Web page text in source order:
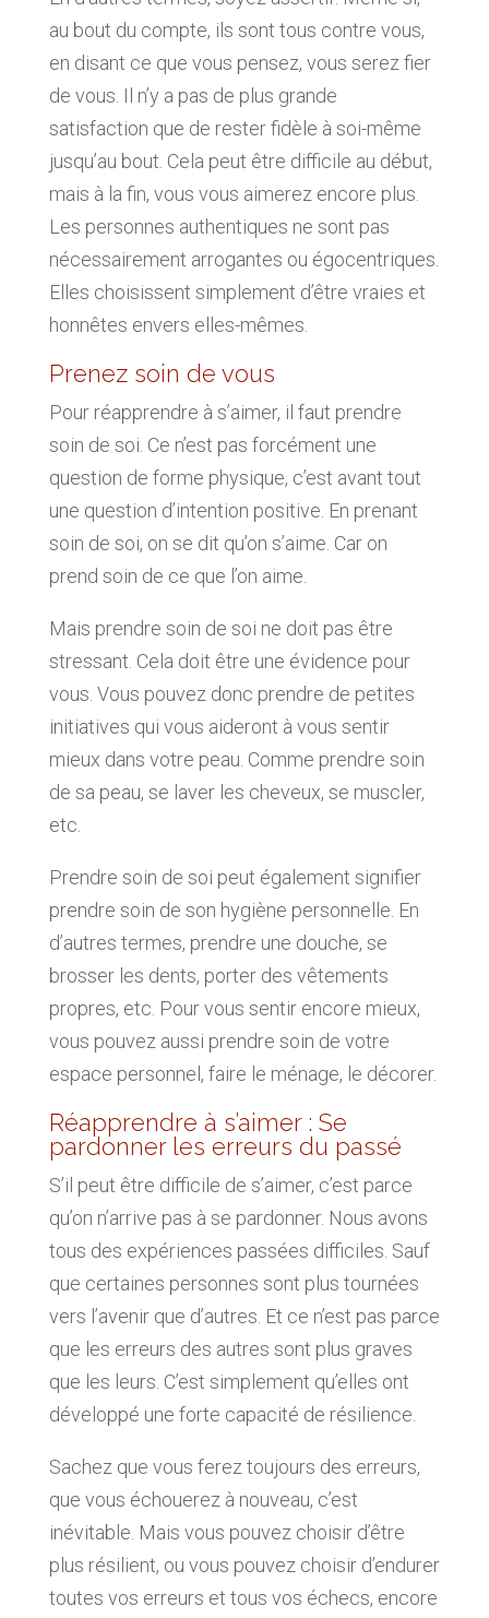
au bout du compte, ils sont tous contre vous,
en disant ce que vous pensez, vous serez fier
de vous. Il n’y a pas de plus grande
satisfaction que de rester fidèle à soi-même
jusqu’au bout. Cela peut être difficile au début,
mais à la fin, vous vous aimerez encore plus.
Les personnes authentiques ne sont pas
nécessairement arrogantes ou égocentriques.
Elles choisissent simplement d’être vraies et
honnêtes envers elles-mêmes.
Prenez soin de vous
Pour réapprendre à s’aimer, il faut prendre
soin de soi. Ce n’est pas forcément une
question de forme physique, c’est avant tout
une question d’intention positive. En prenant
soin de soi, on se dit qu’on s’aime. Car on
prend soin de ce que l’on aime.
Mais prendre soin de soi ne doit pas être
stressant. Cela doit être une évidence pour
vous. Vous pouvez donc prendre de petites
initiatives qui vous aideront à vous sentir
mieux dans votre peau. Comme prendre soin
de sa peau, se laver les cheveux, se muscler,
etc.
Prendre soin de soi peut également signifier
prendre soin de son hygiène personnelle. En
d’autres termes, prendre une douche, se
brosser les dents, porter des vêtements
propres, etc. Pour vous sentir encore mieux,
vous pouvez aussi prendre soin de votre
espace personnel, faire le ménage, le décorer.
Réapprendre à s’aimer : Se
pardonner les erreurs du passé
S’il peut être difficile de s’aimer, c’est parce
qu’on n’arrive pas à se pardonner. Nous avons
tous des expériences passées difficiles. Sauf
que certaines personnes sont plus tournées
vers l’avenir que d’autres. Et ce n’est pas parce
que les erreurs des autres sont plus graves
que les leurs. C’est simplement qu’elles ont
développé une forte capacité de résilience.
Sachez que vous ferez toujours des erreurs,
que vous échouerez à nouveau, c’est
inévitable. Mais vous pouvez choisir d’être
plus résilient, ou vous pouvez choisir d’endurer
toutes vos erreurs et tous vos échecs, encore